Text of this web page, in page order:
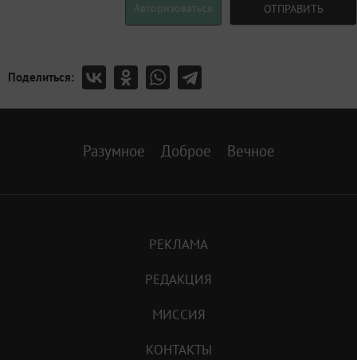
Авторизоваться ОТПРАВИТЬ
Поделиться:
Разумное Доброе Вечное
РЕКЛАМА
РЕДАКЦИЯ
МИССИЯ
КОНТАКТЫ